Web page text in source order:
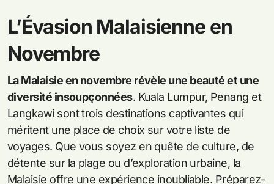
L’Évasion Malaisienne en
Novembre
La Malaisie en novembre révèle une beauté et une
diversité insoupçonnées. Kuala Lumpur, Penang et
Langkawi sont trois destinations captivantes qui
méritent une place de choix sur votre liste de
voyages. Que vous soyez en quête de culture, de
détente sur la plage ou d’exploration urbaine, la
Malaisie offre une expérience inoubliable. Préparez-